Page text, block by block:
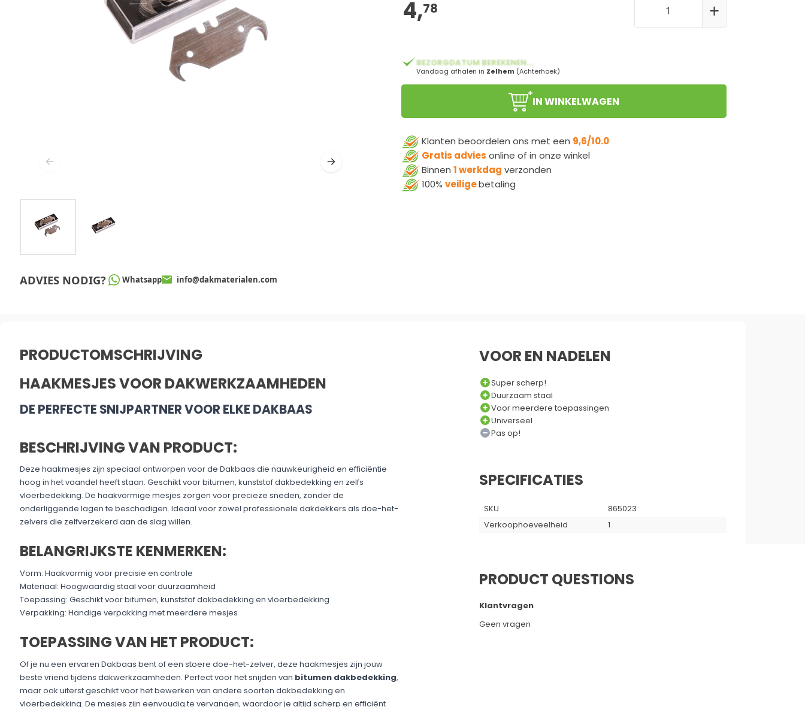
ADVIES NODIG? Whatsapp info@dakmaterialen.com
4,78 +
BEZORGDATUM BEREKENEN...
Vandaag afhalen in Zelhem (Achterhoek)
IN WINKELWAGEN
Klanten beoordelen ons met een 9,6/10.0
Gratis advies online of in onze winkel
Binnen 1 werkdag verzonden
100% veiligebetaling
VOOR EN NADELEN
Super scherp!
Duurzaam staal
Voor meerdere toepassingen
Universeel
Pas op!
SPECIFICATIES
SKU
865023
Verkoophoeveelheid
1
PRODUCT QUESTIONS
Klantvragen
Geen vragen
PRODUCTOMSCHRIJVING
HAAKMESJES VOOR DAKWERKZAAMHEDEN
DE PERFECTE SNIJPARTNER VOOR ELKE DAKBAAS
BESCHRIJVING VAN PRODUCT:
Deze haakmesjes zijn speciaal ontworpen voor de Dakbaas die nauwkeurigheid en efficiëntie
hoog in het vaandel heeft staan. Geschikt voor bitumen, kunststof dakbedekking en zelfs
vloerbedekking. De haakvormige mesjes zorgen voor precieze sneden, zonder de
onderliggende lagen te beschadigen. Ideaal voor zowel professionele dakdekkers als doe-het-
zelvers die zelfverzekerd aan de slag willen.
BELANGRIJKSTE KENMERKEN:
Vorm: Haakvormig voor precisie en controle
Materiaal: Hoogwaardig staal voor duurzaamheid
Toepassing: Geschikt voor bitumen, kunststof dakbedekking en vloerbedekking
Verpakking: Handige verpakking met meerdere mesjes
TOEPASSING VAN HET PRODUCT:
Of je nu een ervaren Dakbaas bent of een stoere doe-het-zelver, deze haakmesjes zijn jouw
beste vriend tijdens dakwerkzaamheden. Perfect voor het snijden van bitumen dakbedekking,
maar ook uiterst geschikt voor het bewerken van andere soorten dakbedekking en
vloerbedekking. De mesjes zijn eenvoudig te vervangen, waardoor je altijd scherp en efficiënt